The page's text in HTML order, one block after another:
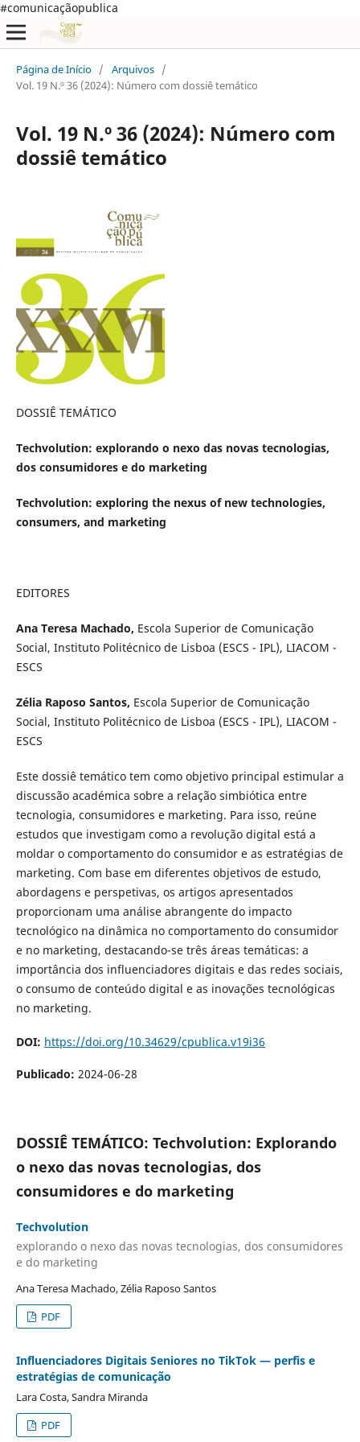
#comunicaçãopublica
Página de Início / Arquivos /
Vol. 19 N.º 36 (2024): Número com dossiê temático
Vol. 19 N.º 36 (2024): Número com
dossiê temático
DOSSIÊ TEMÁTICO
Techvolution: explorando o nexo das novas tecnologias,
dos consumidores e do marketing
Techvolution: exploring the nexus of new technologies,
consumers, and marketing
EDITORES
Ana Teresa Machado, Escola Superior de Comunicação
Social, Instituto Politécnico de Lisboa (ESCS - IPL), LIACOM -
ESCS
Zélia Raposo Santos, Escola Superior de Comunicação
Social, Instituto Politécnico de Lisboa (ESCS - IPL), LIACOM -
ESCS
Este dossiê temático tem como objetivo principal estimular a
discussão académica sobre a relação simbiótica entre
tecnologia, consumidores e marketing. Para isso, reúne
estudos que investigam como a revolução digital está a
moldar o comportamento do consumidor e as estratégias de
marketing. Com base em diferentes objetivos de estudo,
abordagens e perspetivas, os artigos apresentados
proporcionam uma análise abrangente do impacto
tecnológico na dinâmica no comportamento do consumidor
e no marketing, destacando-se três áreas temáticas: a
importância dos influenciadores digitais e das redes sociais,
o consumo de conteúdo digital e as inovações tecnológicas
no marketing.
DOI: https://doi.org/10.34629/cpublica.v19i36
Publicado: 2024-06-28
DOSSIÊ TEMÁTICO: Techvolution: Explorando
o nexo das novas tecnologias, dos
consumidores e do marketing
Techvolution
explorando o nexo das novas tecnologias, dos consumidores
e do marketing
Ana Teresa Machado, Zélia Raposo Santos
PDF
Influenciadores Digitais Seniores no TikTok — perfis e
estratégias de comunicação
Lara Costa, Sandra Miranda
PDF